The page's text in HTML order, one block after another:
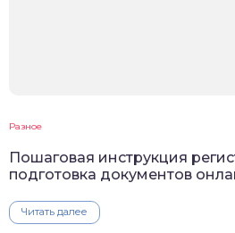
Разное
Пошаговая инструкция
подготовка документов
Читать далее